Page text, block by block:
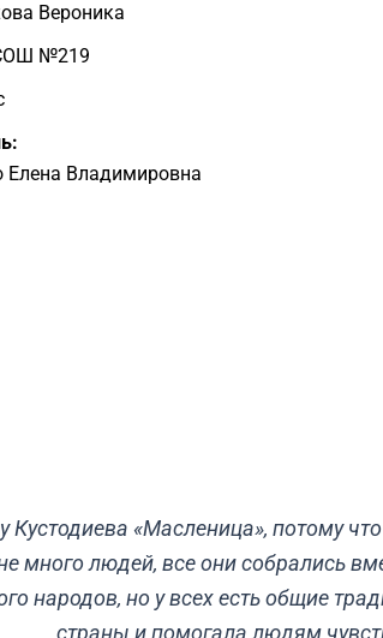
Вероника
№219
Елена Владимировна
Кустодиева «Масленица», потому
много людей, все они собрались
народов, но у всех есть общие
страны и помогала людям